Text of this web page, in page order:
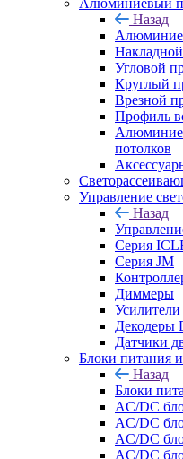
Алюминиевый
Назад
Угловой
Круглый
Врезной
Профиль
потолков
Управление
Назад
Серия
Серия JM
Диммеры
Усилители
Декодеры
Датчики
Блоки питания
Назад
Блоки
AC/DC
AC/DC
AC/DC
AC/DC